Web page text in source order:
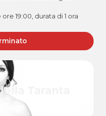
19:00, durata di 1 ora
Taranta